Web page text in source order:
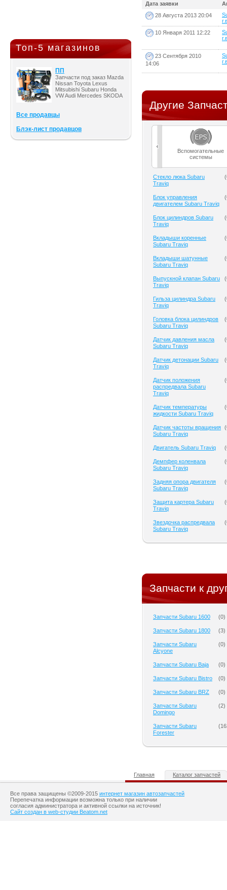
Топ-5 магазинов
ПП
Запчасти под заказ Mazda
Nissan Toyota Lexus
Mitsubishi Subaru Honda
VW Audi Mercedes SKODA
Все продавцы
Блэк-лист продавцов
Дата заявки
28 Августа 2013 20:04
10 Января 2011 12:22
23 Сентября 2010
14:06
Другие
Вспомогательные
системы
Cтекло люка Subaru
Traviq
(
Блок управления
двигателем Subaru Traviq
(
Блок цилиндров Subaru
Traviq
(
Вкладыши коренные
Subaru Traviq
(
Вкладыши шатунные
Subaru Traviq
(
Выпускной клапан Subaru
Traviq
(
Гильза цилиндра Subaru
Traviq
(
Головка блока цилиндров
Subaru Traviq
(
Датчик давления масла
Subaru Traviq
(
Датчик детонации Subaru
Traviq
(
Датчик положения
распредвала Subaru
Traviq
(
Датчик температуры
жидкости Subaru Traviq
(
Датчик частоты вращения
Subaru Traviq
(
Двигатель Subaru Traviq (
Демпфер коленвала
Subaru Traviq
(
Задняя опора двигателя
Subaru Traviq
(
Защита картера Subaru
Traviq
(
Звездочка распредвала
Subaru Traviq
(
Запчасти к
Запчасти Subaru 1600 (0)
Запчасти Subaru 1800 (3)
Запчасти Subaru
Alcyone
(0)
Запчасти Subaru Baja (0)
Запчасти Subaru Bistro (0)
Запчасти Subaru BRZ (0)
Запчасти Subaru
Domingo
(2)
Запчасти Subaru
Forester
(
Главная Каталог запчастей
Все права защищены ©2009-2015 интернет магазин автозапчастей
Перепечатка информации возможна только при наличии
согласия администратора и активной ссылки на источник!
Сайт создан в web-студии Beatom.net